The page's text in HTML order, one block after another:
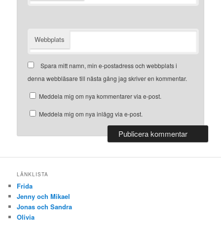
Webbplats
Spara mitt namn, min e-postadress och webbplats i
denna webbläsare till nästa gång jag skriver en kommentar.
Meddela mig om nya kommentarer via e-post.
Meddela mig om nya inlägg via e-post.
LÄNKLISTA
Frida
Jenny och Mikael
Jonas och Sandra
Olivia